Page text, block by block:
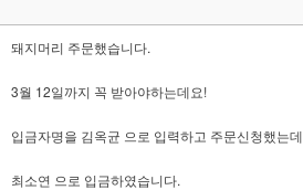
돼지머리 주문했습니다.
3월 12일까지 꼭 받아야하는데요!
입금자명을 김옥균 으로 입력하고 주문신청했는데
최소연 으로 입금하였습니다.